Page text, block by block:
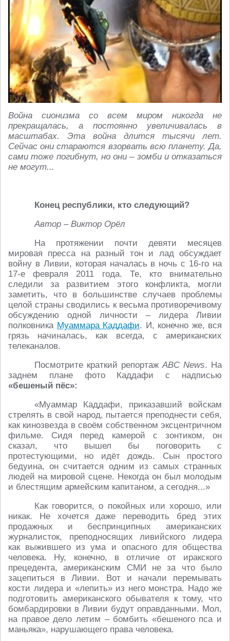
Война сионизма со всем миром никогда не
прекращалась, а постоянно увеличивалась в
масштабах. Эта война длится тысячи лет.
Сейчас они стараются взорвать всю планету. Да,
сами тоже погибнут, но они – зомби и отказаться
не могут...
Конец республики, кто следующий?
Автор – Виктор Орёл
На протяжении почти девяти месяцев
мировая пресса на разный тон и лад обсуждает
войну в Ливии, которая началась в ночь с 16-го на
17-е февраля 2011 года. Те, кто внимательно
следили за развитием этого конфликта, могли
заметить, что в большинстве случаев проблемы
целой страны сводились к весьма противоречивому
обсуждению одной личности – лидера Ливии
полковника Муаммара Каддафи. И, конечно же, вся
грязь начиналась, как всегда, с американских
телеканалов.
Посмотрите краткий репортажABC News. На
заднем плане фото Каддафи с надписью
«бешеный пёс»:
«Муаммар Каддафи, приказавший войскам
стрелять в свой народ, пытается преподнести себя,
как кинозвезда в своём собственном эксцентричном
фильме. Сидя перед камерой с зонтиком, он
сказал, что вышел бы поговорить с
протестующими, но идёт дождь. Сын простого
бедуина, он считается одним из самых странных
людей на мировой сцене. Некогда он был молодым
и блестящим армейским капитаном, а сегодня...»
Как говорится, о покойных или хорошо, или
никак. Не хочется даже переводить бред этих
продажных и беспринципных американских
журналисток, преподносящих ливийского лидера
как выжившего из ума и опасного для общества
человека. Ну, конечно, в отличие от иракского
прецедента, американским СМИ не за что было
зацепиться в Ливии. Вот и начали перемывать
кости лидера и «лепить» из него монстра. Надо же
подготовить американского обывателя к тому, что
бомбардировки в Ливии будут оправданными. Мол,
на правое дело летим – бомбить «бешеного пса и
маньяка», нарушающего права человека.